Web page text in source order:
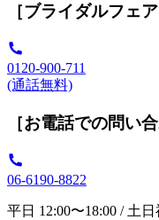
［ブライダルフェ
0120-900-711
(通話無料)
［お電話での問い合
06-6190-8822
平日 12:00〜18:00 / 土日